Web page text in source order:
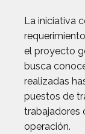
La iniciativa
el proyecto
busca
realizadas
puestos de
trabajadores
operación.